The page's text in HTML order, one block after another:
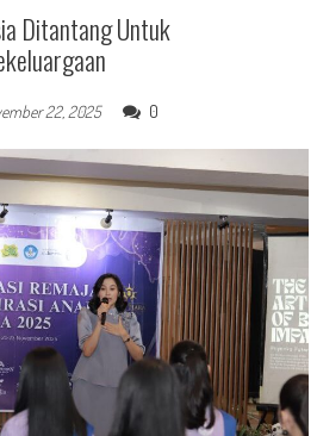
Ditantang Untuk
22, 2025 0